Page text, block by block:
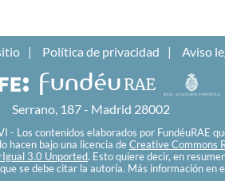
Política de privacidad Aviso
Serrano, 187 - Madrid 28002
- Los contenidos elaborados por FundéuRAE
hacen bajo una licencia de Creative Commons
3.0 Unported. Esto quiere decir, en
se debe citar la autoría. Más información en